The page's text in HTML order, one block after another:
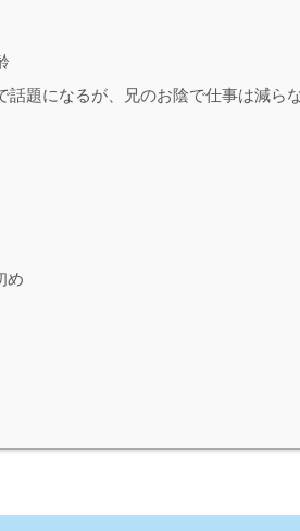
話題になるが、兄のお陰で仕事は減ら
め